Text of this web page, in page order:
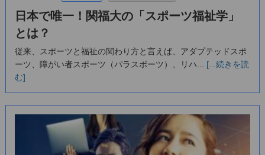
日本で唯一！関福大の「スポーツ福祉学」
とは？
従来、スポーツと福祉の関わり方と言えば、アダプテッドスポ
ーツ、障がい者スポーツ（パラスポーツ）、リハ... [...続きを読
む]